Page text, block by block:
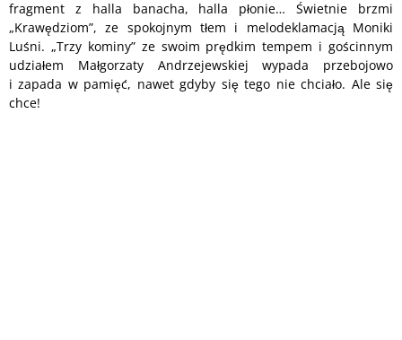
fragment z halla banacha, halla płonie… Świetnie brzmi
„Krawędziom”, ze spokojnym tłem i melodeklamacją Moniki
Luśni. „Trzy kominy” ze swoim prędkim tempem i gościnnym
udziałem Małgorzaty Andrzejewskiej wypada przebojowo
i zapada w pamięć, nawet gdyby się tego nie chciało. Ale się
chce!